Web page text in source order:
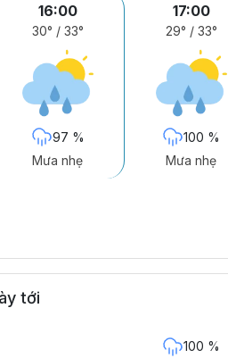
16:00
30° / 33°
97 %
Mưa nhẹ
17:00
29° / 33°
100 %
Mưa nhẹ
tới
100 %